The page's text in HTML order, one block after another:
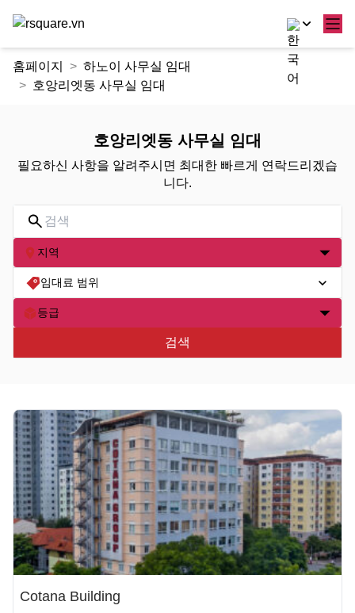
홈페이지
하노이 사무실 임대
호앙리엣동 사무실 임대
호앙리엣동 사무실 임대
필요하신 사항을 알려주시면 최대한 빠르게 연락드리겠습
니다.
지역
임대료 범위
등급
검색
Cotana Building